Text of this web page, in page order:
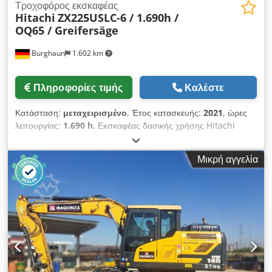
Επιφυλάσσουμε το δικαίωμα για λάθη. Με χαρά θα δεχτούμε το
μεταχειρισμένο σας όχημα ως μέρος της συμφωνίας. Η
χρηματοδότηση είναι δυνατή απευθείας στην εταιρεία μας.
GOLEC NUTZFAHRZEUGE GMBH Μιλάμε: Γερμανικά, Αγγλικά,
Burghaun 1.602 km
Τροχοφόρος εκσκαφέας
Hitachi ZX225USLC-6 / 1.690h /
OQ65 / Greifersäge
Πληροφορίες τιμής Καλέστε
Κατάσταση: μεταχειρισμένο, Έτος κατασκευής: 2021, ώρες
λειτουργίας: 1.690 h, Εκσκαφέας δασικής χρήσης Hitachi
ZX225USLC-6, έτος κατασκευής: 2021, ώρες λειτουργίας: μόλις
1.690 ώρες, περιλαμβάνει πριόνι με σιαγόνες Vosch,
περιλαμβάνει υδραυλικό εκσκαφέα τάφρου 1.600 mm,
κλιματισμό, κάμερα, σύστημα γρήγορης αλλαγής εξαρτημάτων
OQ65, κεντρική λίπανση, αναδιπλούμενη προστατευτική
οροφή μπροστά και πάνω, υδραυλική προστασία στο
βραχίονα, επιπλέον βάρος στο πίσω μέρος, βάρος: 28.100 kg,
κινητήρας [128 kW/174 PS], σε καλή κατάσταση, άμεσα έτοιμο
για χρήση! Κατόπιν αιτήματος, θα σας προσφέρουμε μια
πρόταση για μίσθωση ή χρηματοδότηση. Ο κ. Mihm
(τηλέφωνο: ) θα χαρούμε να σας βοηθήσει. Περισσότερες
Μικρή αγγελία